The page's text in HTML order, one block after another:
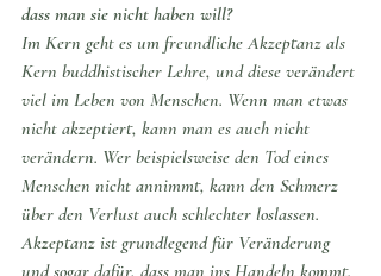
dass man sie nicht haben will?
Im Kern geht es um freundliche Akzeptanz als
Kern buddhistischer Lehre, und diese verändert
viel im Leben von Menschen. Wenn man etwas
nicht akzeptiert, kann man es auch nicht
verändern. Wer beispielsweise den Tod eines
Menschen nicht annimmt, kann den Schmerz
über den Verlust auch schlechter loslassen.
Akzeptanz ist grundlegend für Veränderung